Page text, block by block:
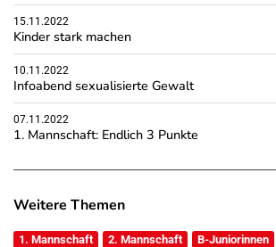
15.11.2022
Kinder stark machen
10.11.2022
Infoabend sexualisierte Gewalt
07.11.2022
1. Mannschaft: Endlich 3 Punkte
Weitere Themen
1. Mannschaft 2. Mannschaft B-Juniorinnen